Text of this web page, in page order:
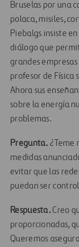
Bruselas por una
polaca, misiles,
Piebalgs insiste
diálogo que
grandes
profesor de Física
Ahora sus
sobre la energía
problemas.
Pregunta. ¿Teme
medidas
evitar que las
puedan ser
Respuesta. Creo
proporcionadas,
Queremos